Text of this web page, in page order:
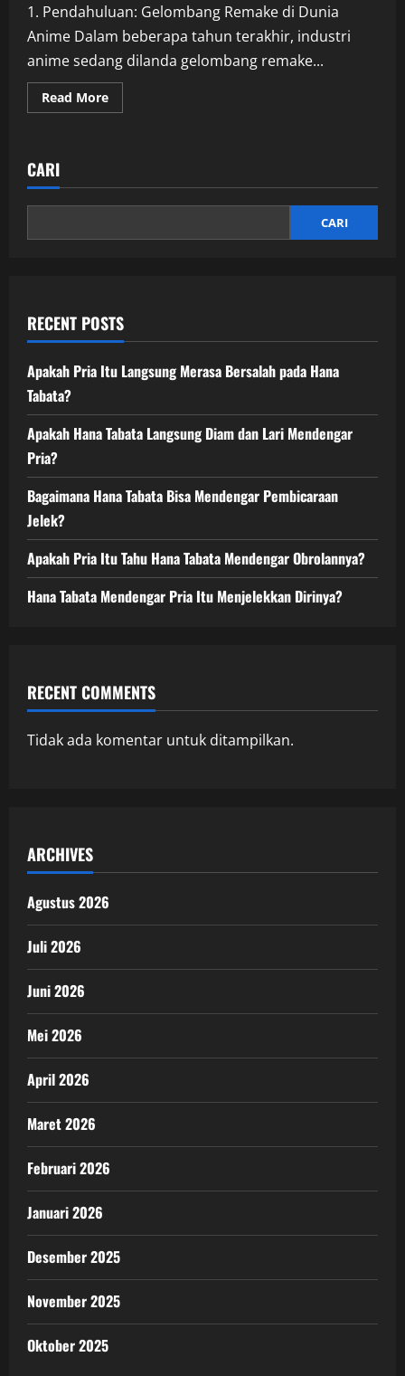
1. Pendahuluan: Gelombang Remake di Dunia
Anime Dalam beberapa tahun terakhir, industri
anime sedang dilanda gelombang remake...
Read MoreRead
more
Versi
Selalu
Baik?
CARI
CARI
RECENT POSTS
Apakah Pria Itu Langsung Merasa Bersalah pada Hana
Tabata?
Apakah Hana Tabata Langsung Diam dan Lari Mendengar
Pria?
Bagaimana Hana Tabata Bisa Mendengar Pembicaraan
Jelek?
Apakah Pria Itu Tahu Hana Tabata Mendengar Obrolannya?
Hana Tabata Mendengar Pria Itu Menjelekkan Dirinya?
RECENT COMMENTS
Tidak ada komentar untuk ditampilkan.
ARCHIVES
Agustus 2026
Juli 2026
Juni 2026
Mei 2026
April 2026
Maret 2026
Februari 2026
Januari 2026
Desember 2025
November 2025
Oktober 2025